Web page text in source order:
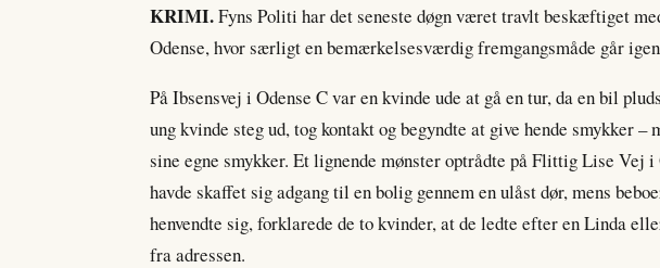
KRIMI.Fyns Politi har det seneste døgn været travlt beskæftiget
Odense, hvor særligt en bemærkelsesværdig fremgangsmåde går
På Ibsensvej i Odense C var en kvinde ude at gå en tur, da en bil
ung kvinde steg ud, tog kontakt og begyndte at give hende smykker
sine egne smykker. Et lignende mønster optrådte på Flittig Lise Vej
havde skaffet sig adgang til en bolig gennem en ulåst dør, mens
henvendte sig, forklarede de to kvinder, at de ledte efter en Linda
fra adressen.